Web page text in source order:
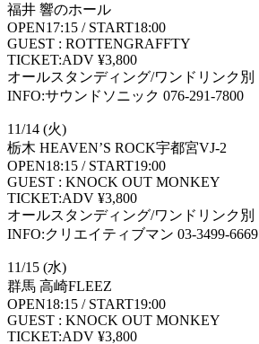
福井 響のホール
OPEN17:15 / START18:00
GUEST : ROTTENGRAFFTY
TICKET:ADV ¥3,800
オールスタンディング/ワンドリンク別
INFO:サウンドソニック 076-291-7800
11/14 (火)
栃木 HEAVEN’S ROCK宇都宮VJ-2
OPEN18:15 / START19:00
GUEST : KNOCK OUT MONKEY
TICKET:ADV ¥3,800
オールスタンディング/ワンドリンク別
INFO:クリエイティブマン 03-3499-6669
11/15 (水)
群馬 高崎FLEEZ
OPEN18:15 / START19:00
GUEST : KNOCK OUT MONKEY
TICKET:ADV ¥3,800